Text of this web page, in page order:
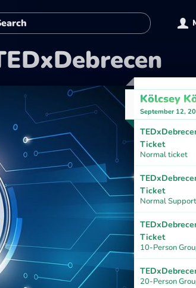
Kölcsey
September 12,
Ticket
Normal ticket
Ticket
Normal
Ticket
10-Person
20-Person